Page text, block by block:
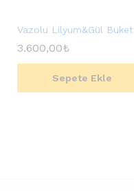
Vazolu Lilyum&Gül Buket
3.600,00₺
Sepete Ekle